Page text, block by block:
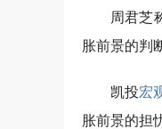
周君芝
胀前景的判
凯投宏
胀前景的担